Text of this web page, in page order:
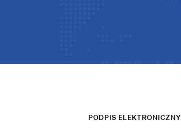
PODPIS ELEKTRONICZNY